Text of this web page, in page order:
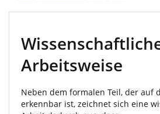
Arbeitsweise
Neben dem formalen Teil, der auf
erkennbar ist, zeichnet sich eine